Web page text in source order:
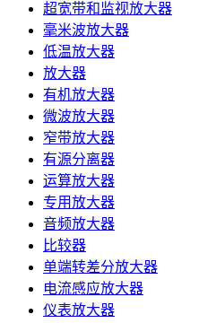
超宽带和监视放大器
毫米波放大器
低温放大器
放大器
有机放大器
微波放大器
窄带放大器
有源分离器
运算放大器
专用放大器
音频放大器
比较器
单端转差分放大器
电流感应放大器
仪表放大器